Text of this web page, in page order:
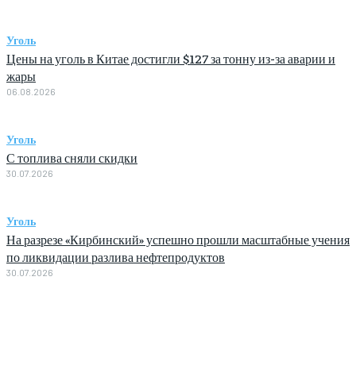
Уголь
Цены на уголь в Китае достигли $127 за тонну из-за аварии и
жары
06.08.2026
Уголь
С топлива сняли скидки
30.07.2026
Уголь
На разрезе «Кирбинский» успешно прошли масштабные учения
по ликвидации разлива нефтепродуктов
30.07.2026